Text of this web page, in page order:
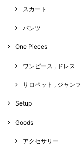
スカート
パンツ
One Pieces
ワンピース , ドレス
サロペット , ジャン
Setup
Goods
アクセサリー